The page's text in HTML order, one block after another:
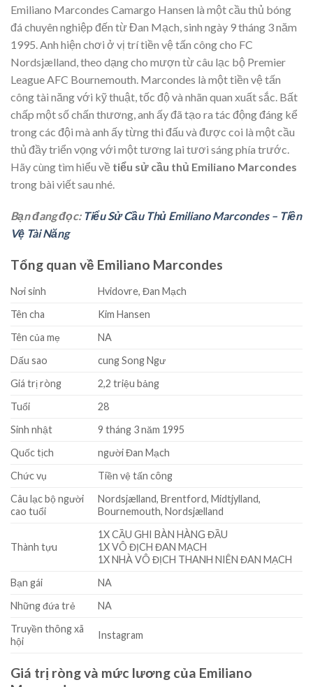
Emiliano Marcondes Camargo Hansen là một cầu thủ bóng
đá chuyên nghiệp đến từ Đan Mạch, sinh ngày 9 tháng 3 năm
1995. Anh hiện chơi ở vị trí tiền vệ tấn công cho FC
Nordsjælland, theo dạng cho mượn từ câu lạc bộ Premier
League AFC Bournemouth. Marcondes là một tiền vệ tấn
công tài năng với kỹ thuật, tốc độ và nhãn quan xuất sắc. Bất
chấp một số chấn thương, anh ấy đã tạo ra tác động đáng kể
trong các đội mà anh ấy từng thi đấu và được coi là một cầu
thủ đầy triển vọng với một tương lai tươi sáng phía trước.
Hãy cùng tìm hiểu về tiểu sử cầu thủ Emiliano Marcondes
trong bài viết sau nhé.
Bạn đang đọc: Tiểu Sử Cầu Thủ Emiliano Marcondes – Tiền
Vệ Tài Năng
Tổng quan về Emiliano Marcondes
Nơi sinh
Hvidovre, Đan Mạch
Tên cha
Kim Hansen
Tên của mẹ
NA
Dấu sao
cung Song Ngư
Giá trị ròng
2,2 triệu bảng
Tuổi
28
Sinh nhật
9 tháng 3 năm 1995
Quốc tịch
người Đan Mạch
Chức vụ
Tiền vệ tấn công
Câu lạc bộ người
cao tuổi
Nordsjælland, Brentford, Midtjylland,
Bournemouth, Nordsjælland
Thành tựu
1X CẦU GHI BÀN HÀNG ĐẦU
1X VÔ ĐỊCH ĐAN MẠCH
1X NHÀ VÔ ĐỊCH THANH NIÊN ĐAN MẠCH
Bạn gái
NA
Những đứa trẻ
NA
Truyền thông xã
hội
Instagram
Giá trị ròng và mức lương của Emiliano